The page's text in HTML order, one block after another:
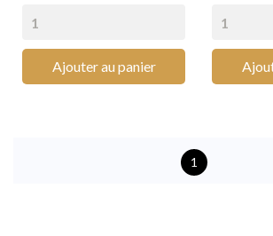
Ajouter au panier
1